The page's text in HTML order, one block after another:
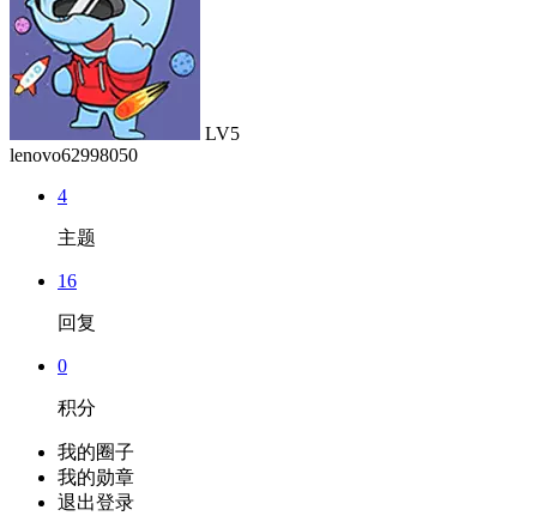
LV5
lenovo62998050
4
主题
16
回复
0
积分
我的圈子
我的勋章
退出登录